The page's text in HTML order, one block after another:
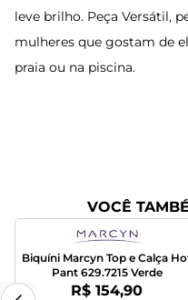
leve brilho. Peça Versátil,
mulheres que gostam de
praia ou na piscina.
VOCÊ
Biquíni Marcyn Top e Calça
Pant 629.7215 Verde
Por:
R$ 154,90